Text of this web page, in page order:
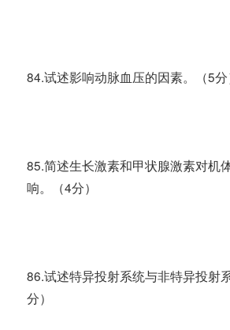
84.试述影响动脉血压的因素。（5分
85.简述生长激素和甲状腺激素对机
响。（4分）
86.试述特异投射系统与非特异投射
分）